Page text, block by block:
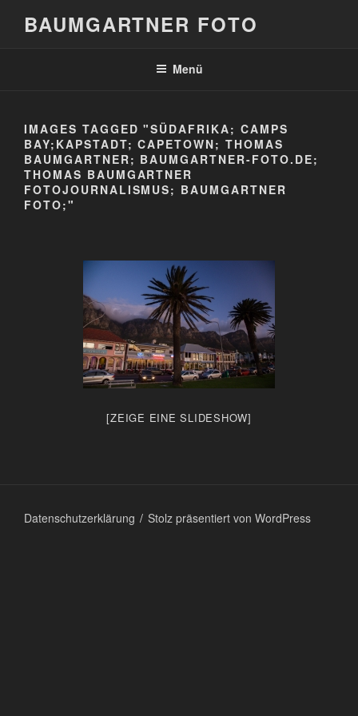
BAUMGARTNER FOTO
Menü
IMAGES TAGGED "SÜDAFRIKA; CAMPS
BAY;KAPSTADT; CAPETOWN; THOMAS
BAUMGARTNER; BAUMGARTNER-FOTO.DE;
THOMAS BAUMGARTNER
FOTOJOURNALISMUS; BAUMGARTNER
FOTO;"
[ZEIGE EINE SLIDESHOW]
Datenschutzerklärung Stolz präsentiert von WordPress